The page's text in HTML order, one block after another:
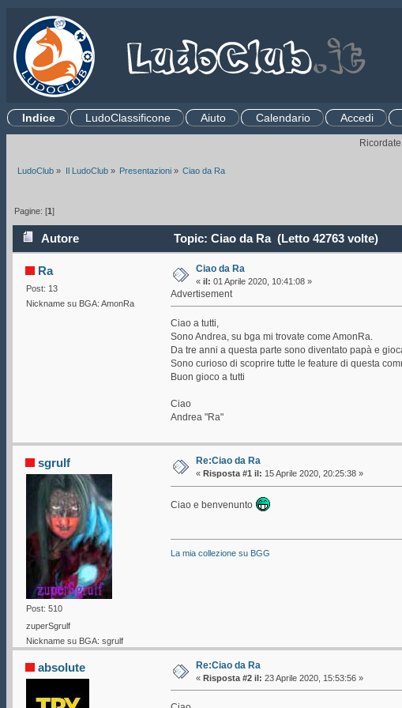
Indice LudoClassificone Aiuto Calendario Accedi
.
Ricordate
LudoClub » Il LudoClub» Presentazioni» Ciao da Ra
Pagine: [1]
Autore Topic: Ciao da Ra (Letto 42763 volte)
Ra
Post: 13
Nickname su BGA: AmonRa
Ciao da Ra
« il: 01 Aprile 2020, 10:41:08 »
Advertisement
Ciao a tutti,
Sono Andrea, su bga mi trovate come AmonRa.
Da tre anni a questa parte sono diventato papà e
Sono curioso di scoprire tutte le feature di questa
Buon gioco a tutti
Ciao
Andrea "Ra"
sgrulf
Post: 510
zuperSgrulf
Nickname su BGA: sgrulf
Re:Ciao da Ra
« Risposta #1 il: 15 Aprile 2020, 20:25:38 »
Ciao e benvenunto
La mia collezione su BGG
absolute Re:Ciao da Ra
« Risposta #2 il: 23 Aprile 2020, 15:53:56 »